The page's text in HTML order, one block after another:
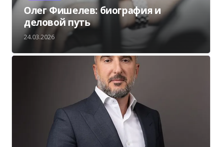
Олег Фишелев: биография и
деловой путь
24.03.2026